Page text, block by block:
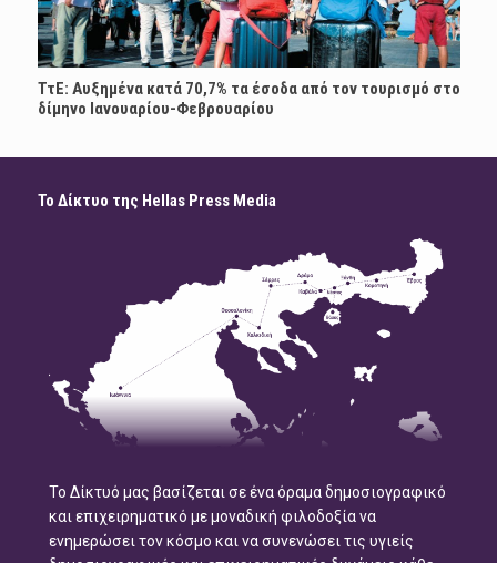
ΤτΕ: Αυξημένα κατά 70,7% τα έσοδα από τον τουρισμό στο
δίμηνο Ιανουαρίου-Φεβρουαρίου
Το Δίκτυο της Hellas Press Media
Το Δίκτυό μας βασίζεται σε ένα όραμα δημοσιογραφικό
και επιχειρηματικό με μοναδική φιλοδοξία να
ενημερώσει τον κόσμο και να συνενώσει τις υγιείς